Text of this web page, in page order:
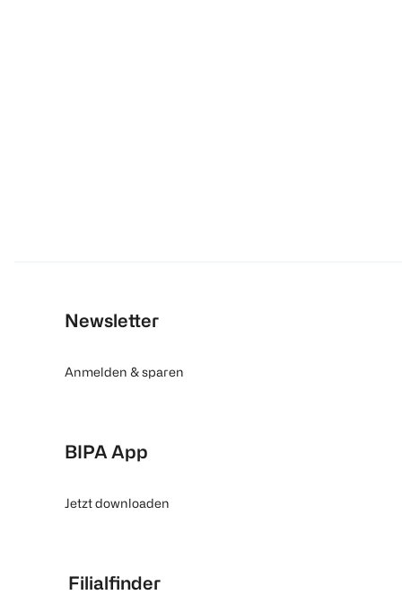
Newsletter
Anmelden & sparen
BIPA App
Jetzt downloaden
Filialfinder